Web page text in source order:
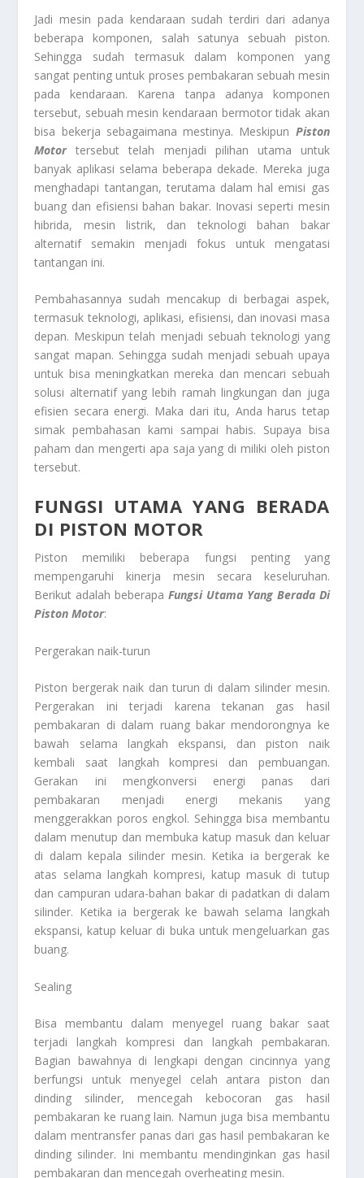
Jadi mesin pada kendaraan sudah terdiri dari adanya
beberapa komponen, salah satunya sebuah piston.
Sehingga sudah termasuk dalam komponen yang
sangat penting untuk proses pembakaran sebuah mesin
pada kendaraan. Karena tanpa adanya komponen
tersebut, sebuah mesin kendaraan bermotor tidak akan
bisa bekerja sebagaimana mestinya. Meskipun Piston
Motortersebut telah menjadi pilihan utama untuk
banyak aplikasi selama beberapa dekade. Mereka juga
menghadapi tantangan, terutama dalam hal emisi gas
buang dan efisiensi bahan bakar. Inovasi seperti mesin
hibrida, mesin listrik, dan teknologi bahan bakar
alternatif semakin menjadi fokus untuk mengatasi
tantangan ini.
Pembahasannya sudah mencakup di berbagai aspek,
termasuk teknologi, aplikasi, efisiensi, dan inovasi masa
depan. Meskipun telah menjadi sebuah teknologi yang
sangat mapan. Sehingga sudah menjadi sebuah upaya
untuk bisa meningkatkan mereka dan mencari sebuah
solusi alternatif yang lebih ramah lingkungan dan juga
efisien secara energi. Maka dari itu, Anda harus tetap
simak pembahasan kami sampai habis. Supaya bisa
paham dan mengerti apa saja yang di miliki oleh piston
tersebut.
FUNGSI UTAMA YANG BERADA
DI PISTON MOTOR
Piston memiliki beberapa fungsi penting yang
mempengaruhi kinerja mesin secara keseluruhan.
Berikut adalah beberapaFungsi Utama Yang Berada Di
Piston Motor:
Pergerakan naik-turun
Piston bergerak naik dan turun di dalam silinder mesin.
Pergerakan ini terjadi karena tekanan gas hasil
pembakaran di dalam ruang bakar mendorongnya ke
bawah selama langkah ekspansi, dan piston naik
kembali saat langkah kompresi dan pembuangan.
Gerakan ini mengkonversi energi panas dari
pembakaran menjadi energi mekanis yang
menggerakkan poros engkol. Sehingga bisa membantu
dalam menutup dan membuka katup masuk dan keluar
di dalam kepala silinder mesin. Ketika ia bergerak ke
atas selama langkah kompresi, katup masuk di tutup
dan campuran udara-bahan bakar di padatkan di dalam
silinder. Ketika ia bergerak ke bawah selama langkah
ekspansi, katup keluar di buka untuk mengeluarkan gas
buang.
Sealing
Bisa membantu dalam menyegel ruang bakar saat
terjadi langkah kompresi dan langkah pembakaran.
Bagian bawahnya di lengkapi dengan cincinnya yang
berfungsi untuk menyegel celah antara piston dan
dinding silinder, mencegah kebocoran gas hasil
pembakaran ke ruang lain. Namun juga bisa membantu
dalam mentransfer panas dari gas hasil pembakaran ke
dinding silinder. Ini membantu mendinginkan gas hasil
pembakaran dan mencegah overheating mesin.